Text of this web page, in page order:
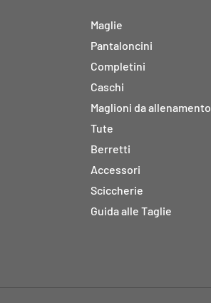
Maglie
Pantaloncini
Completini
Caschi
Maglioni da allenamento
Tute
Berretti
Accessori
Sciccherie
Guida alle Taglie